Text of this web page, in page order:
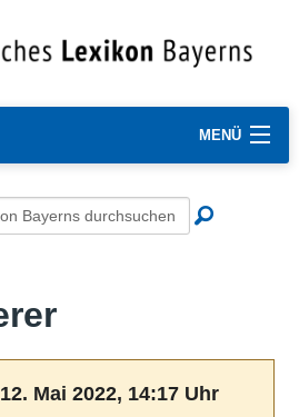
MENÜ
Mai 2022, 14:17 Uhr